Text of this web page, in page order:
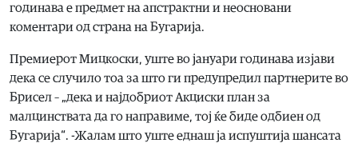
годинава е предмет на апстрактни и неосновани
коментари од страна на Бугарија.
Премиерот Мицкоски, уште во јануари годинава изјави
дека се случило тоа за што ги предупредил партнерите во
Брисел – „дека и најдобриот Акциски план за
малцинствата да го направиме, тој ќе биде одбиен од
Бугарија“. -Жалам што уште еднаш ја испуштија шансата